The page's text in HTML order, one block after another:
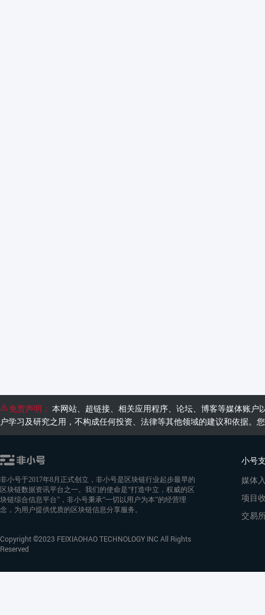
免责声明： 本网站、超链接、相关应用程序、论坛、博客等媒体账
户学习及研究之用，不构成任何投资、法律等其他领域的建议和依据
非小号于2017年8月正式创立，非小号是区块链行业起步最早的
区块链数据资讯平台之一。我们的使命是“打造中立，权威的区
块链综合信息平台”，非小号秉承“一切以用户为本”的经营理
念，为用户提供优质的区块链信息分享服务。
Copyright ©2023 FEIXIAOHAO TECHNOLOGY INC All Rights
Reserved
小号
媒体
项目
交易